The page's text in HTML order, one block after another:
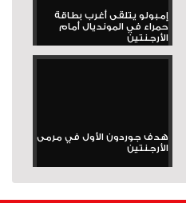
إمبولو يتلقى أغرب بطاقة
حمراء في المونديال أمام
الأرجنتين
هدف جوردون الأول في مرمى
الأرجنتين